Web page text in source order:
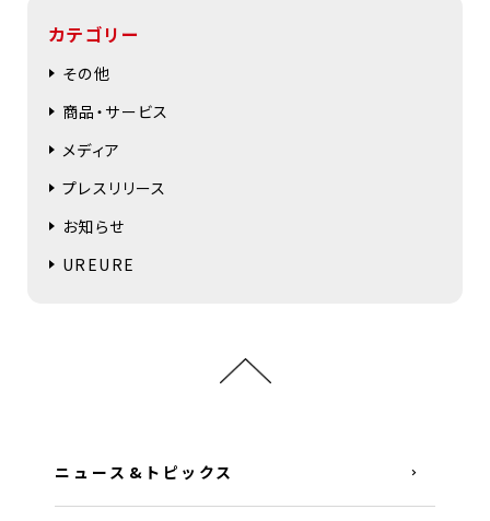
カテゴリー
その他
商品・サービス
メディア
プレスリリース
お知らせ
UREURE
ニュース&トピックス